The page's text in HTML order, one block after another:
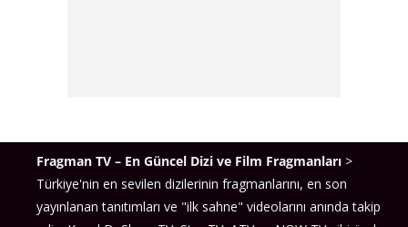
Fragman TV – En Güncel Dizi ve Film Fragmanları >
Türkiye'nin en sevilen dizilerinin fragmanlarını, en son
yayınlanan tanıtımları ve "ilk sahne" videolarını anında takip